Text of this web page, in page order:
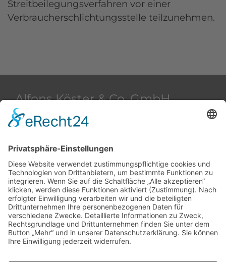
Streitbeilegungsverfahren vor einer
Verbraucherschlichtungsstelle teilzunehmen.
Alfons Köster & Co. GmbH
Beim Strohhause 2
Deutschland
+49 40 28 42 40
+49 40 28 42 42 36
akham@alfons-koester.de
Kontakt
Datenschutz
Impressum